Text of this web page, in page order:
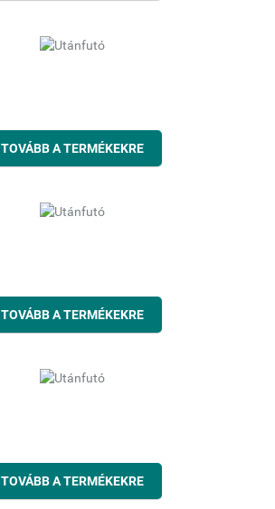
TOVÁBB A TERMÉKEKRE
TOVÁBB A TERMÉKEKRE
TOVÁBB A TERMÉKEKRE